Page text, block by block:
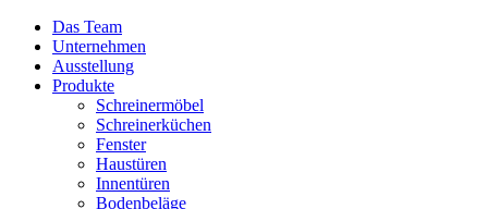
Das Team
Unternehmen
Ausstellung
Produkte
Schreinermöbel
Schreinerküchen
Fenster
Haustüren
Innentüren
Bodenbeläge